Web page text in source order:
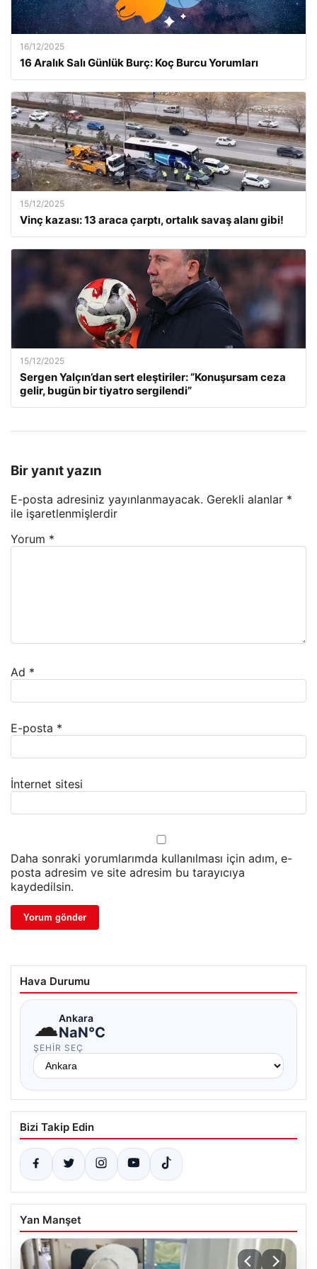
16/12/2025
16 Aralık Salı Günlük Burç: Koç Burcu Yorumları
15/12/2025
Vinç kazası: 13 araca çarptı, ortalık savaş alanı gibi!
15/12/2025
Sergen Yalçın’dan sert eleştiriler: “Konuşursam ceza
gelir, bugün bir tiyatro sergilendi”
Bir yanıt yazın
E-posta adresiniz yayınlanmayacak. Gerekli alanlar *
ile işaretlenmişlerdir
Yorum *
Ad *
E-posta *
İnternet sitesi
Daha sonraki yorumlarımda kullanılması için adım, e-
posta adresim ve site adresim bu tarayıcıya
kaydedilsin.
Hava Durumu
☁Ankara
NaN°C
ŞEHIR SEÇ
Bizi Takip Edin
Yan Manşet